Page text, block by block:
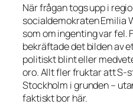
När frågan togs upp i
socialdemokraten Emilia
som om ingenting var fel.
bekräftade det bilden av
politiskt blint eller
oro. Allt fler fruktar att S-
Stockholm i grunden –
faktiskt bor här.